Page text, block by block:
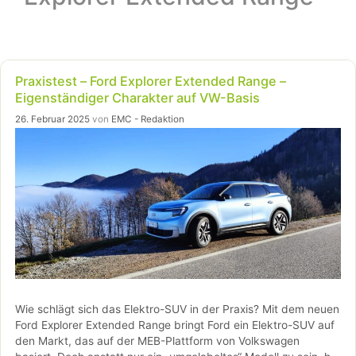
Praxistest – Ford Explorer Extended Range –
Eigenständiger Charakter auf VW-Basis
26. Februar 2025 von EMC - Redaktion
Wie schlägt sich das Elektro-SUV in der Praxis? Mit dem neuen
Ford Explorer Extended Range bringt Ford ein Elektro-SUV auf
den Markt, das auf der MEB-Plattform von Volkswagen